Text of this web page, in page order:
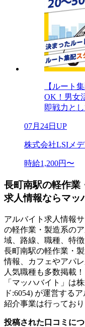
【ルート
OK！男女
即戦力と
07月24日UP
株式会社LSIメ
時給1,200円〜
長町南駅の軽作業
求人情報ならマッ
アルバイト求人情報
の軽作業・製造系の
域、路線、職種、特
長町南駅の軽作業・
情報、カフェやアパ
人気職種も多数掲載！
「マッハバイト」は
ド:6054) が運営する
紹介事業は行っており
投稿された口コミに